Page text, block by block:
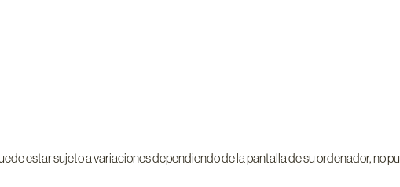
estar sujeto a variaciones dependiendo de la pantalla de su ordenador, no